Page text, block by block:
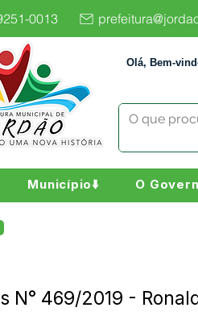
0013
Olá, Bem-
Município⬇️ O
N° 469/2019 -